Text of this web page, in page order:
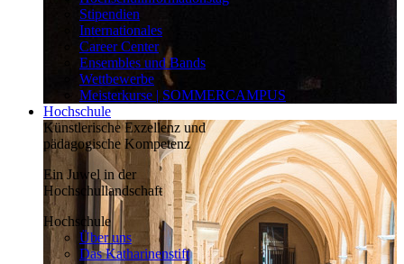
Stipendien
Internationales
Career Center
Ensembles und Bands
Wettbewerbe
Meisterkurse | SOMMERCAMPUS
Hochschule
Künstlerische Exzellenz und
pädagogische Kompetenz
Ein Juwel in der
Hochschullandschaft
Hochschule
Über uns
Das Katharinenstift